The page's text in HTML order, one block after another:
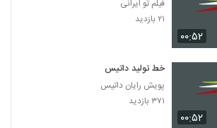
۰۰:۵۲
فیلم تو ایرانی
۲۱ بازدید
۰۰:۵۲
خط تولید داتیس
پویش رایان داتیس
۳۷۱ بازدید